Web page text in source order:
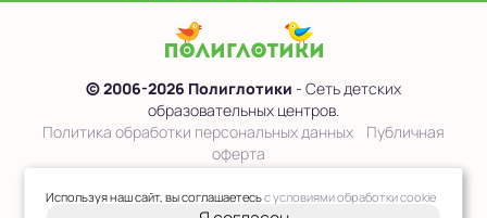
© 2006-2026 Полиглотики - Сеть детских
образовательных центров.
Политика обработки персональных данных
Публичная
оферта
Сведения об образовательной организации
Используя наш сайт, вы соглашаетесьс условиями обработки cookie